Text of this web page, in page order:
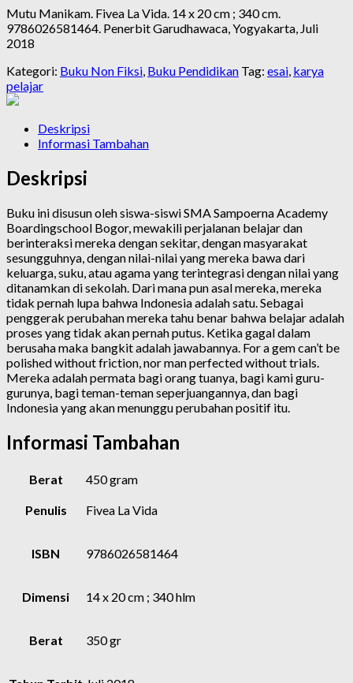
Mutu Manikam. Fivea La Vida. 14 x 20 cm ; 340 cm.
9786026581464. Penerbit Garudhawaca, Yogyakarta, Juli
2018
Kategori: Buku Non Fiksi, Buku Pendidikan Tag: esai, karya
pelajar
Deskripsi
Informasi Tambahan
Deskripsi
Buku ini disusun oleh siswa-siswi SMA Sampoerna Academy
Boardingschool Bogor, mewakili perjalanan belajar dan
berinteraksi mereka dengan sekitar, dengan masyarakat
sesungguhnya, dengan nilai-nilai yang mereka bawa dari
keluarga, suku, atau agama yang terintegrasi dengan nilai yang
ditanamkan di sekolah. Dari mana pun asal mereka, mereka
tidak pernah lupa bahwa Indonesia adalah satu. Sebagai
penggerak perubahan mereka tahu benar bahwa belajar adalah
proses yang tidak akan pernah putus. Ketika gagal dalam
berusaha maka bangkit adalah jawabannya. For a gem can’t be
polished without friction, nor man perfected without trials.
Mereka adalah permata bagi orang tuanya, bagi kami guru-
gurunya, bagi teman-teman seperjuangannya, dan bagi
Indonesia yang akan menunggu perubahan positif itu.
Informasi Tambahan
Berat 450 gram
Penulis Fivea La Vida
ISBN 9786026581464
Dimensi 14 x 20 cm ; 340 hlm
Berat 350 gr